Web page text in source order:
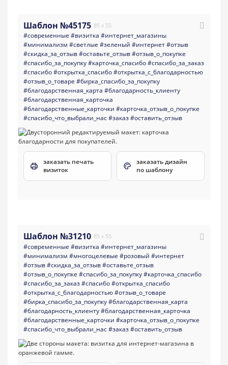
Шаблон №45175 85 x 55
#современные #визитка #интернет_магазины
#минимализм #светлые #зеленый #интернет#отзыв
#скидка_за_отзыв#оставьте_отзыв#отзыв_о_покупке
#спасибо_за_покупку#карточка_спасибо#спасибо_за_заказ
#спасибо#открытка_спасибо#открытка_с_благодарностью
#отзыв_о_товаре #бирка_спасибо_за_покупку
#благодарственная_карта #благодарность_клиенту
#благодарственная_карточка
#благодарственные_карточки #карточка_отзыв_о_покупке
#спасибо_что_выбрали_нас#заказ#оставить_отзыв
заказать печать
визиток
заказать дизайн
по шаблону
Шаблон №31210 85 x 55
#современные #визитка #интернет_магазины
#минимализм #многоцелевые #розовый #интернет
#отзыв#скидка_за_отзыв#оставьте_отзыв
#отзыв_о_покупке #спасибо_за_покупку#карточка_спасибо
#спасибо_за_заказ#спасибо#открытка_спасибо
#открытка_с_благодарностью#отзыв_о_товаре
#бирка_спасибо_за_покупку#благодарственная_карта
#благодарность_клиенту#благодарственная_карточка
#благодарственные_карточки #карточка_отзыв_о_покупке
#спасибо_что_выбрали_нас#заказ#оставить_отзыв